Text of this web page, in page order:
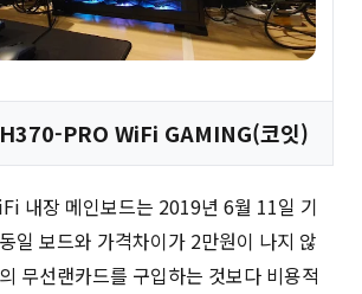
PRO WiFi GAMING(코잇)
내장 메인보드는 2019년 6월 11일 기
일 보드와 가격차이가 2만원이 나지 않
무선랜카드를 구입하는 것보다 비용적